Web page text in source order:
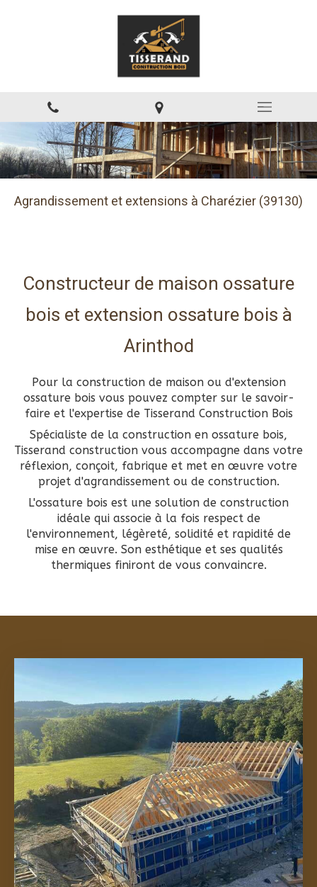
Agrandissement et extensions à Charézier (39130)
Constructeur de maison ossature
bois et extension ossature bois à
Arinthod
Pour la construction de maison ou d'extension
ossature bois vous pouvez compter sur le savoir-
faire et l'expertise de Tisserand Construction Bois
Spécialiste de la construction en ossature bois,
Tisserand construction vous accompagne dans votre
réflexion, conçoit, fabrique et met en œuvre votre
projet d'agrandissement ou de construction.
L'ossature bois est une solution de construction
idéale qui associe à la fois respect de
l'environnement, légèreté, solidité et rapidité de
mise en œuvre. Son esthétique et ses qualités
thermiques finiront de vous convaincre.